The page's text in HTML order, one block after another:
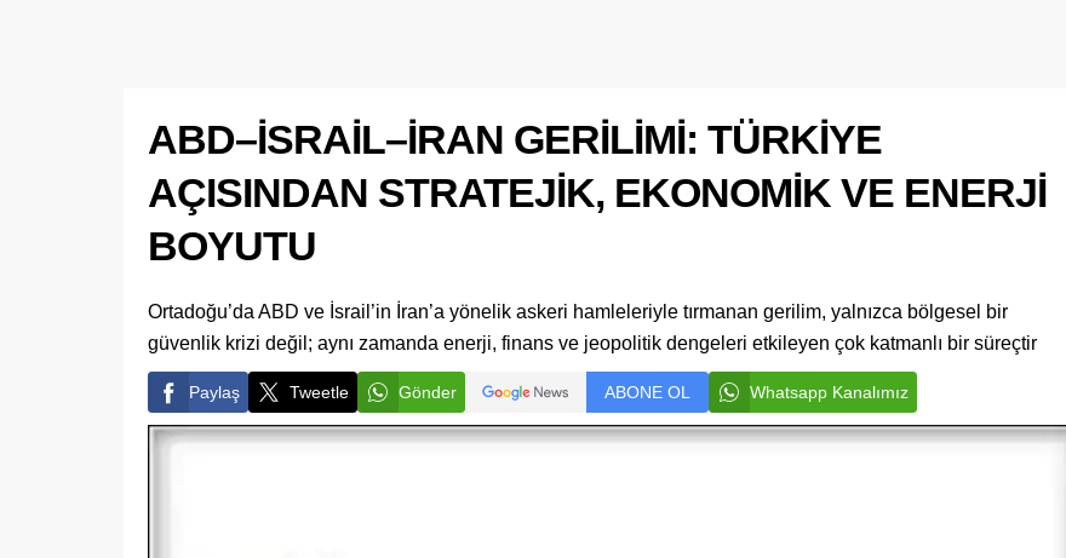
ABD–İSRAİL–İRAN GERİLİMİ: TÜRKİYE
AÇISINDAN STRATEJİK, EKONOMİK VE ENERJİ
BOYUTU
Ortadoğu’da ABD ve İsrail’in İran’a yönelik askeri hamleleriyle tırmanan gerilim, yalnızca bölgesel bir
güvenlik krizi değil; aynı zamanda enerji, finans ve jeopolitik dengeleri etkileyen çok katmanlı bir süreçtir
Paylaş Tweetle Gönder ABONE OL Whatsapp Kanalımız